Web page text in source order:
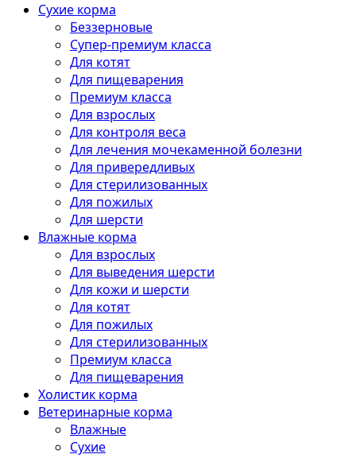
Сухие корма
Беззерновые
Супер-премиум класса
Для котят
Для пищеварения
Премиум класса
Для взрослых
Для контроля веса
Для лечения мочекаменной болезни
Для привередливых
Для стерилизованных
Для пожилых
Для шерсти
Влажные корма
Для взрослых
Для выведения шерсти
Для кожи и шерсти
Для котят
Для пожилых
Для стерилизованных
Премиум класса
Для пищеварения
Холистик корма
Ветеринарные корма
Влажные
Сухие